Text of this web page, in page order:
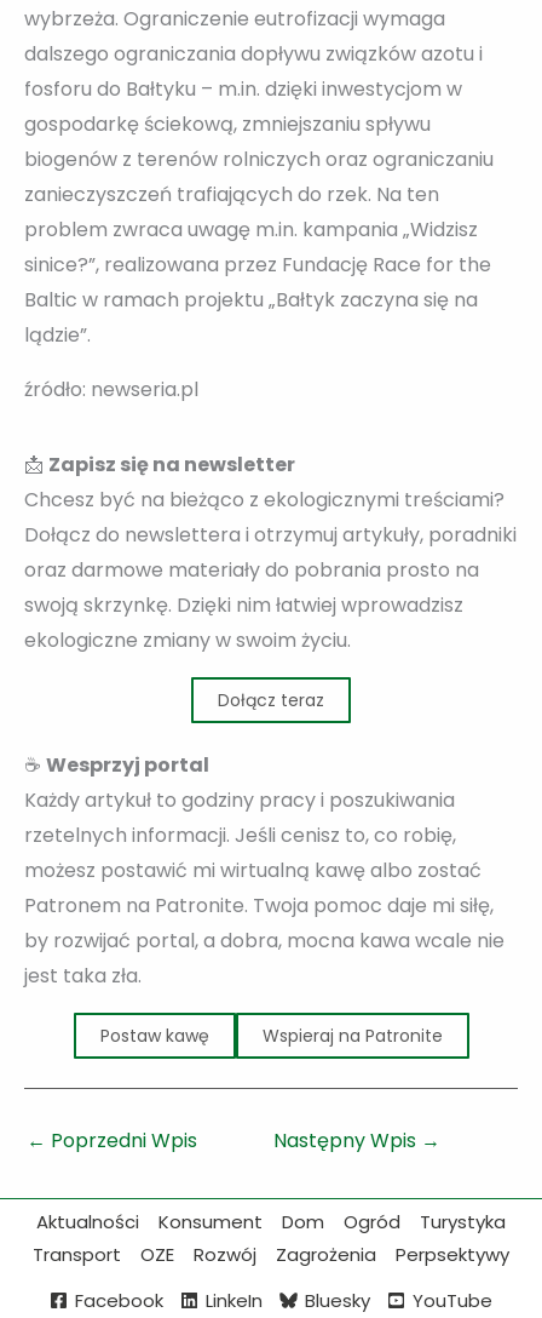
wybrzeża. Ograniczenie eutrofizacji wymaga
dalszego ograniczania dopływu związków azotu i
fosforu do Bałtyku – m.in. dzięki inwestycjom w
gospodarkę ściekową, zmniejszaniu spływu
biogenów z terenów rolniczych oraz ograniczaniu
zanieczyszczeń trafiających do rzek. Na ten
problem zwraca uwagę m.in. kampania „Widzisz
sinice?”, realizowana przez Fundację Race for the
Baltic w ramach projektu „Bałtyk zaczyna się na
lądzie”.
źródło: newseria.pl
📩 Zapisz się na newsletter
Chcesz być na bieżąco z ekologicznymi treściami?
Dołącz do newslettera i otrzymuj artykuły, poradniki
oraz darmowe materiały do pobrania prosto na
swoją skrzynkę. Dzięki nim łatwiej wprowadzisz
ekologiczne zmiany w swoim życiu.
Dołącz teraz
☕ Wesprzyj portal
Każdy artykuł to godziny pracy i poszukiwania
rzetelnych informacji. Jeśli cenisz to, co robię,
możesz postawić mi wirtualną kawę albo zostać
Patronem na Patronite. Twoja pomoc daje mi siłę,
by rozwijać portal, a dobra, mocna kawa wcale nie
jest taka zła.
Postaw kawę Wspieraj na Patronite
← Poprzedni Wpis Następny Wpis →
Aktualności Konsument Dom Ogród
Turystyka
Transport
OZE Rozwój Zagrożenia
Perpsektywy
Facebook
LinkeIn Bluesky YouTube